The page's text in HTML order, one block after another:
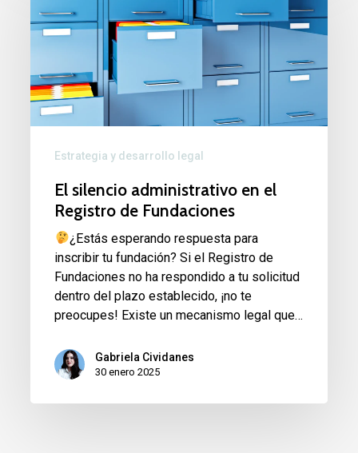
administrativo
el
Registro
de
Fundaciones
Estrategia y desarrollo legal
El silencio administrativo en el
Registro de Fundaciones
¿Estás esperando respuesta para
inscribir tu fundación? Si el Registro de
Fundaciones no ha respondido a tu solicitud
dentro del plazo establecido, ¡no te
preocupes! Existe un mecanismo legal que…
Gabriela Cividanes
30 enero 2025